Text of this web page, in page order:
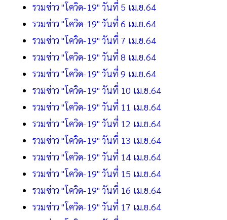
รวมข่าว "โควิด-19" วันที่ 5 เม.ย.64
รวมข่าว "โควิด-19" วันที่ 6 เม.ย.64
รวมข่าว "โควิด-19" วันที่ 7 เม.ย.64
รวมข่าว "โควิด-19" วันที่ 8 เม.ย.64
รวมข่าว "โควิด-19" วันที่ 9 เม.ย.64
รวมข่าว "โควิด-19" วันที่ 10 เม.ย.64
รวมข่าว "โควิด-19" วันที่ 11 เม.ย.64
รวมข่าว "โควิด-19" วันที่ 12 เม.ย.64
รวมข่าว "โควิด-19" วันที่ 13 เม.ย.64
รวมข่าว "โควิด-19" วันที่ 14 เม.ย.64
รวมข่าว "โควิด-19" วันที่ 15 เม.ย.64
รวมข่าว "โควิด-19" วันที่ 16 เม.ย.64
รวมข่าว "โควิด-19" วันที่ 17 เม.ย.64